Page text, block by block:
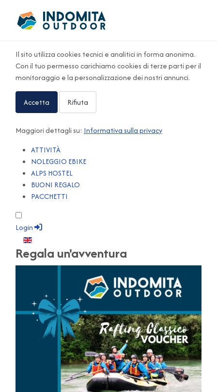
Il sito utilizza cookies tecnici e analitici in forma anonima.
Con il tuo permesso carichiamo cookies di terze parti per il
monitoraggio e la personalizzazione dei nostri annunci.
Accetta Rifiuta
Maggiori dettagli su: Informativa sulla privacy
ATTIVITÀ
NOLEGGIO EBIKE
ALPS HOSTEL
BUONI REGALO
PACCHETTI
Login
Seleziona la tua lingua
Regala un'avventura